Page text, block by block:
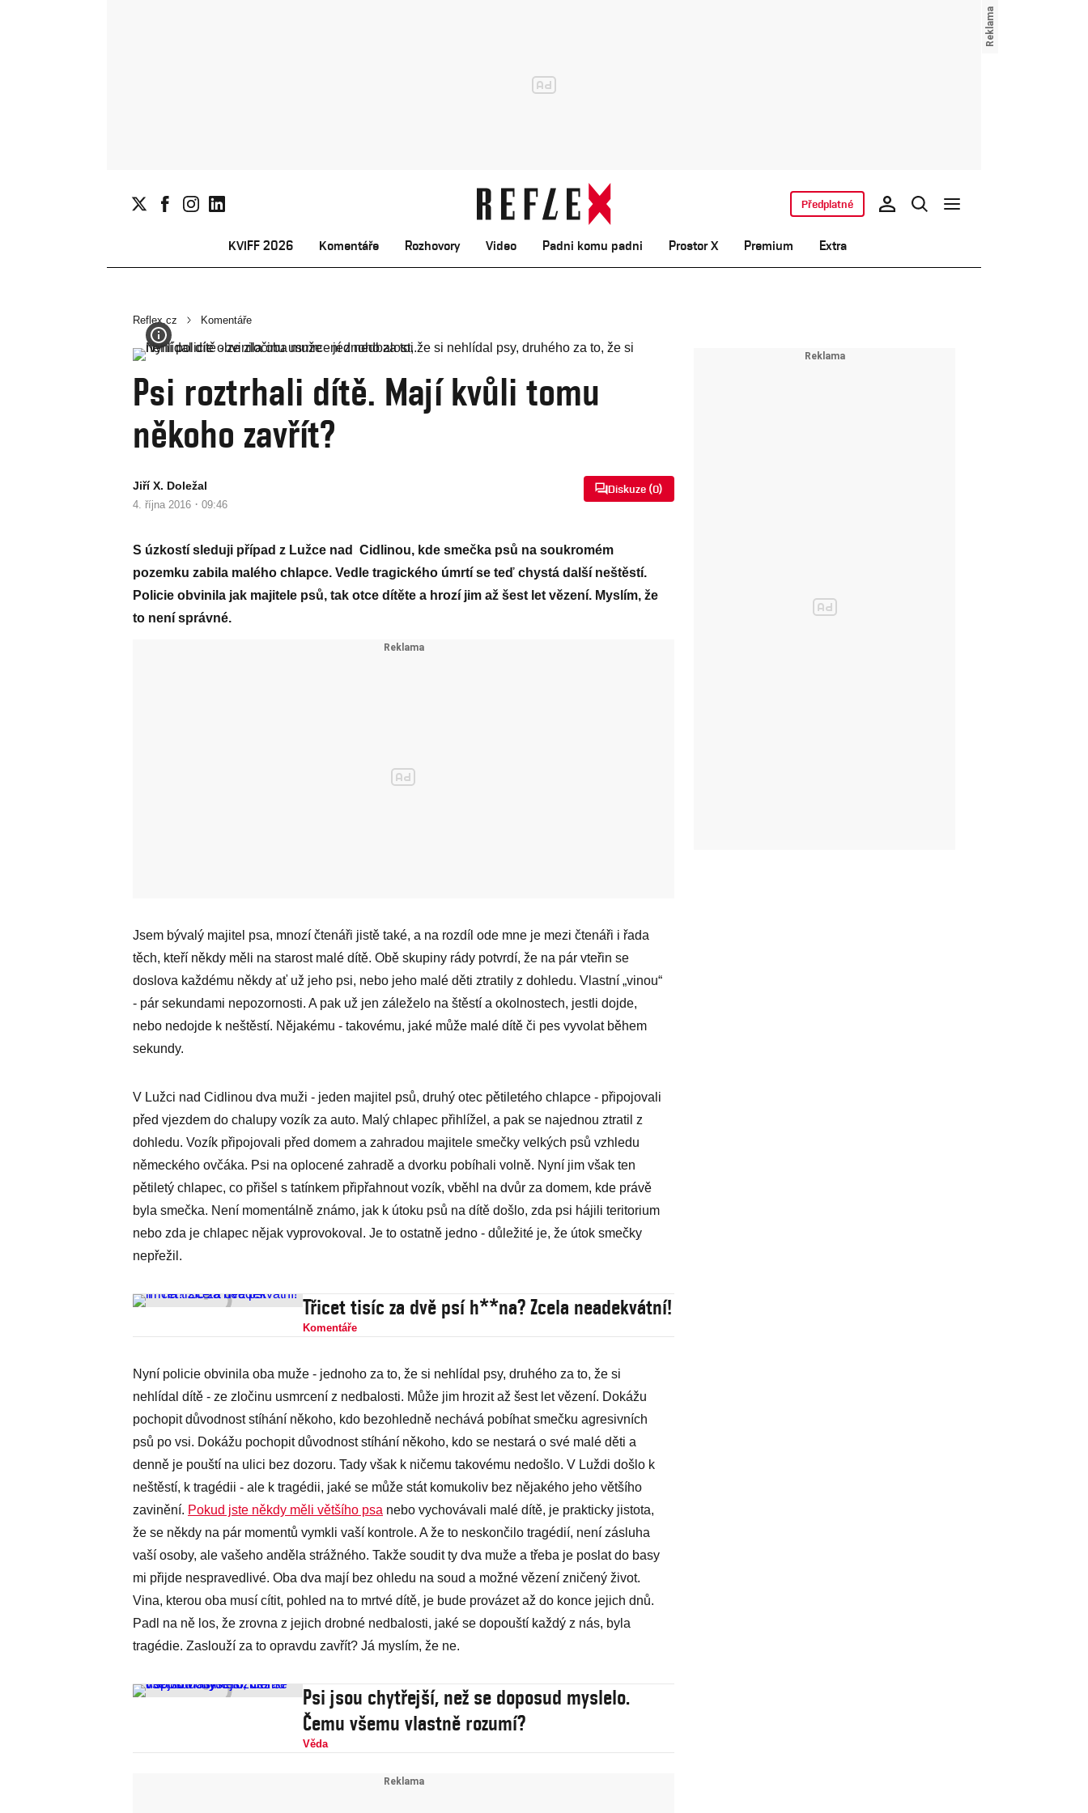
KVIFF 2026 Komentáře Rozhovory Video Padni komu padni Prostor X Premium Extra
Předplatné
Reflex.cz Komentáře
Psi roztrhali dítě. Mají kvůli tomu
někoho zavřít?
Jiří X. Doležal
4. října 2016 · 09:46
Diskuze (0)
S úzkostí sleduji případ z Lužce nad Cidlinou, kde smečka psů na soukromém
pozemku zabila malého chlapce. Vedle tragického úmrtí se teď chystá další neštěstí.
Policie obvinila jak majitele psů, tak otce dítěte a hrozí jim až šest let vězení. Myslím, že
to není správné.
Jsem bývalý majitel psa, mnozí čtenáři jistě také, a na rozdíl ode mne je mezi čtenáři i řada
těch, kteří někdy měli na starost malé dítě. Obě skupiny rády potvrdí, že na pár vteřin se
doslova každému někdy ať už jeho psi, nebo jeho malé děti ztratily z dohledu. Vlastní „vinou“
- pár sekundami nepozornosti. A pak už jen záleželo na štěstí a okolnostech, jestli dojde,
nebo nedojde k neštěstí. Nějakému - takovému, jaké může malé dítě či pes vyvolat během
sekundy.
V Lužci nad Cidlinou dva muži - jeden majitel psů, druhý otec pětiletého chlapce - připojovali
před vjezdem do chalupy vozík za auto. Malý chlapec přihlížel, a pak se najednou ztratil z
dohledu. Vozík připojovali před domem a zahradou majitele smečky velkých psů vzhledu
německého ovčáka. Psi na oplocené zahradě a dvorku pobíhali volně. Nyní jim však ten
pětiletý chlapec, co přišel s tatínkem připřahnout vozík, vběhl na dvůr za domem, kde právě
byla smečka. Není momentálně známo, jak k útoku psů na dítě došlo, zda psi hájili teritorium
nebo zda je chlapec nějak vyprovokoval. Je to ostatně jedno - důležité je, že útok smečky
nepřežil.
Třicet tisíc za dvě psí h**na? Zcela neadekvátní!
Komentáře
Nyní policie obvinila oba muže - jednoho za to, že si nehlídal psy, druhého za to, že si
nehlídal dítě - ze zločinu usmrcení z nedbalosti. Může jim hrozit až šest let vězení. Dokážu
pochopit důvodnost stíhání někoho, kdo bezohledně nechává pobíhat smečku agresivních
psů po vsi. Dokážu pochopit důvodnost stíhání někoho, kdo se nestará o své malé děti a
denně je pouští na ulici bez dozoru. Tady však k ničemu takovému nedošlo. V Luždi došlo k
neštěstí, k tragédii - ale k tragédii, jaké se může stát komukoliv bez nějakého jeho většího
zavinění. Pokud jste někdy měli většího psa nebo vychovávali malé dítě, je prakticky jistota,
že se někdy na pár momentů vymkli vaší kontrole. A že to neskončilo tragédií, není zásluha
vaší osoby, ale vašeho anděla strážného. Takže soudit ty dva muže a třeba je poslat do basy
mi přijde nespravedlivé. Oba dva mají bez ohledu na soud a možné vězení zničený život.
Vina, kterou oba musí cítit, pohled na to mrtvé dítě, je bude provázet až do konce jejich dnů.
Padl na ně los, že zrovna z jejich drobné nedbalosti, jaké se dopouští každý z nás, byla
tragédie. Zaslouží za to opravdu zavřít? Já myslím, že ne.
Psi jsou chytřejší, než se doposud myslelo.
Čemu všemu vlastně rozumí?
Věda